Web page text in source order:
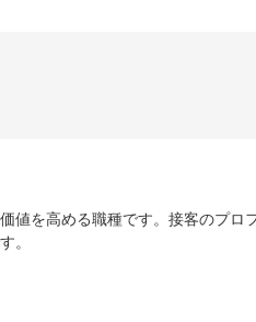
を高める職種です。接客のプロ
。